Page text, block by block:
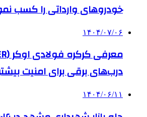
خودروهای وارداتی را کسب
۱۴۰۴/۰۷/۰۶
درب‌های برقی برای امنیت
۱۴۰۴/۰۶/۱۱